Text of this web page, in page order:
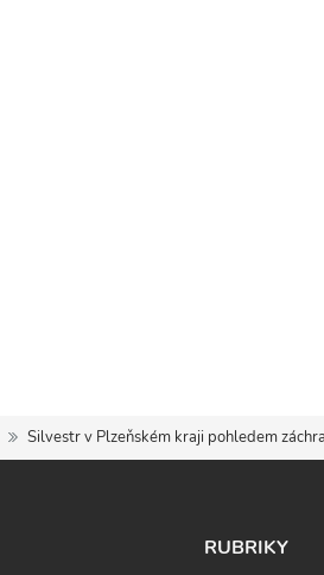
Silvestr v Plzeňském kraji pohledem
RUBRIKY